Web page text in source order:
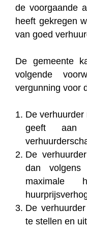
de voorgaande
heeft gekregen
van goed
De gemeente
volgende
vergunning voor
De
geeft
De
dan
maximale
De
te stellen en